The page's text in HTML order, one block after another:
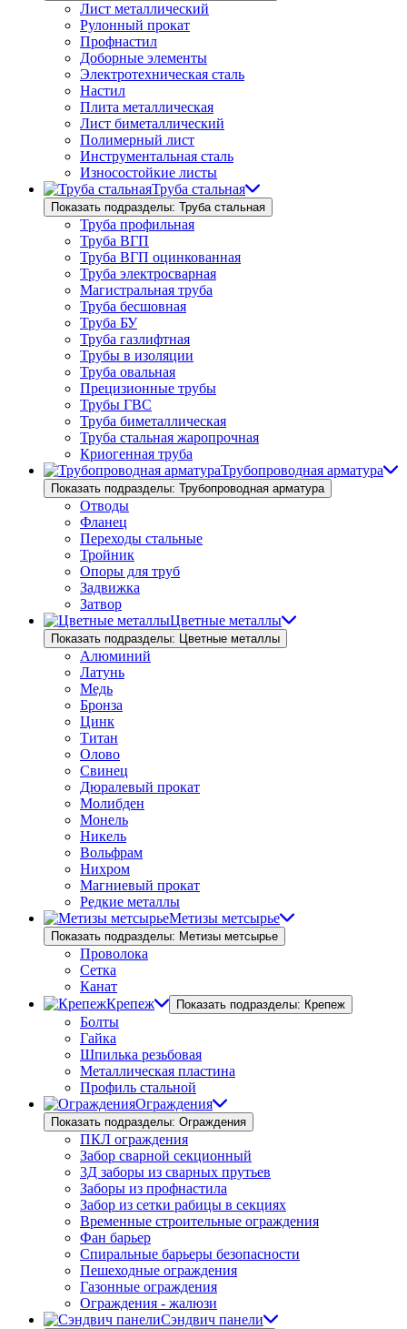
Лист металлический
Рулонный прокат
Профнастил
Доборные элементы
Электротехническая сталь
Настил
Плита металлическая
Лист биметаллический
Полимерный лист
Инструментальная сталь
Износостойкие листы
Труба стальная
Показать подразделы: Труба стальная
Труба профильная
Труба ВГП
Труба ВГП оцинкованная
Труба электросварная
Магистральная труба
Труба бесшовная
Труба БУ
Труба газлифтная
Трубы в изоляции
Труба овальная
Прецизионные трубы
Трубы ГВС
Труба биметаллическая
Труба стальная жаропрочная
Криогенная труба
Трубопроводная арматура
Показать подразделы: Трубопроводная арматура
Отводы
Фланец
Переходы стальные
Тройник
Опоры для труб
Задвижка
Затвор
Цветные металлы
Показать подразделы: Цветные металлы
Алюминий
Латунь
Медь
Бронза
Цинк
Титан
Олово
Свинец
Дюралевый прокат
Молибден
Монель
Никель
Вольфрам
Нихром
Магниевый прокат
Редкие металлы
Метизы метсырье
Показать подразделы: Метизы метсырье
Проволока
Сетка
Канат
Крепеж
Показать подразделы: Крепеж
Болты
Гайка
Шпилька резьбовая
Металлическая пластина
Профиль стальной
Ограждения
Показать подразделы: Ограждения
ПКЛ ограждения
Забор сварной секционный
3Д заборы из сварных прутьев
Заборы из профнастила
Забор из сетки рабицы в секциях
Временные строительные ограждения
Фан барьер
Спиральные барьеры безопасности
Пешеходные ограждения
Газонные ограждения
Ограждения - жалюзи
Сэндвич панели